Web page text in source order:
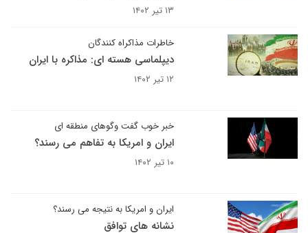
۱۳ تیر ۱۴۰۲
خاطرات مذاکراه کنندگان
دیپلماسی هسته ای: مذاکره با ایران
۱۲ تیر ۱۴۰۲
خبر خوب گفت وگوهای منطقه ای
ایران و امریکا به تفاهم می رسند؟
۱۰ تیر ۱۴۰۲
ایران و امریکا به نتیجه می رسند؟
نشانه های توافق